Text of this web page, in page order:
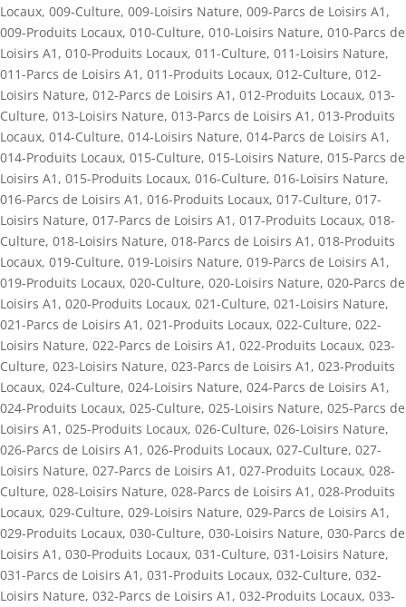
Locaux, 009-Culture, 009-Loisirs Nature, 009-Parcs de Loisirs A1 ,
009-Produits Locaux, 010-Culture, 010-Loisirs Nature, 010-Parcs de
Loisirs A1 , 010-Produits Locaux, 011-Culture, 011-Loisirs Nature,
011-Parcs de Loisirs A1 , 011-Produits Locaux, 012-Culture, 012-
Loisirs Nature, 012-Parcs de Loisirs A1 , 012-Produits Locaux, 013-
Culture, 013-Loisirs Nature, 013-Parcs de Loisirs A1 , 013-Produits
Locaux, 014-Culture, 014-Loisirs Nature, 014-Parcs de Loisirs A1 ,
014-Produits Locaux, 015-Culture, 015-Loisirs Nature, 015-Parcs de
Loisirs A1 , 015-Produits Locaux, 016-Culture, 016-Loisirs Nature,
016-Parcs de Loisirs A1 , 016-Produits Locaux, 017-Culture, 017-
Loisirs Nature, 017-Parcs de Loisirs A1 , 017-Produits Locaux, 018-
Culture, 018-Loisirs Nature, 018-Parcs de Loisirs A1 , 018-Produits
Locaux, 019-Culture, 019-Loisirs Nature, 019-Parcs de Loisirs A1 ,
019-Produits Locaux, 020-Culture, 020-Loisirs Nature, 020-Parcs de
Loisirs A1 , 020-Produits Locaux, 021-Culture, 021-Loisirs Nature,
021-Parcs de Loisirs A1 , 021-Produits Locaux, 022-Culture, 022-
Loisirs Nature, 022-Parcs de Loisirs A1 , 022-Produits Locaux, 023-
Culture, 023-Loisirs Nature, 023-Parcs de Loisirs A1 , 023-Produits
Locaux, 024-Culture, 024-Loisirs Nature, 024-Parcs de Loisirs A1 ,
024-Produits Locaux, 025-Culture, 025-Loisirs Nature, 025-Parcs de
Loisirs A1 , 025-Produits Locaux, 026-Culture, 026-Loisirs Nature,
026-Parcs de Loisirs A1 , 026-Produits Locaux, 027-Culture, 027-
Loisirs Nature, 027-Parcs de Loisirs A1 , 027-Produits Locaux, 028-
Culture, 028-Loisirs Nature, 028-Parcs de Loisirs A1 , 028-Produits
Locaux, 029-Culture, 029-Loisirs Nature, 029-Parcs de Loisirs A1 ,
029-Produits Locaux, 030-Culture, 030-Loisirs Nature, 030-Parcs de
Loisirs A1 , 030-Produits Locaux, 031-Culture, 031-Loisirs Nature,
031-Parcs de Loisirs A1 , 031-Produits Locaux, 032-Culture, 032-
Loisirs Nature, 032-Parcs de Loisirs A1 , 032-Produits Locaux, 033-